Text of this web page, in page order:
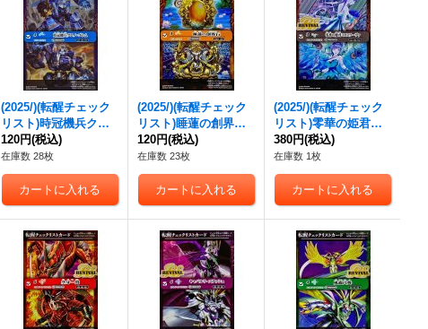
(2025/)(転醒チェック
リスト)時冠機兵クロ
ノ・ゴレム/時冠機帝
カイザー・クロノ・ゴ
レム【-】{BS56-056}
《青》
120円(税込)
在庫数 28枚
(2025/)(転醒チェック
リスト)睡蓮の創界石/
象魔神・蓮【-】{BS5
8-071}《黄》
120円(税込)
在庫数 23枚
(2025/)(転醒チェック
リスト)零華の姫君ミ
ロスラーヴァ/氷翼零
装ミロスラーヴァ
【-】{BSC47-RV003}
《白》
380円(税込)
在庫数 1枚